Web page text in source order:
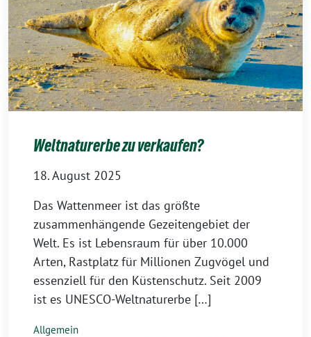
Weltnaturerbe zu verkaufen?
18. August 2025
Das Wattenmeer ist das größte
zusammenhängende Gezeitengebiet der
Welt. Es ist Lebensraum für über 10.000
Arten, Rastplatz für Millionen Zugvögel und
essenziell für den Küstenschutz. Seit 2009
ist es UNESCO-Weltnaturerbe […]
Allgemein